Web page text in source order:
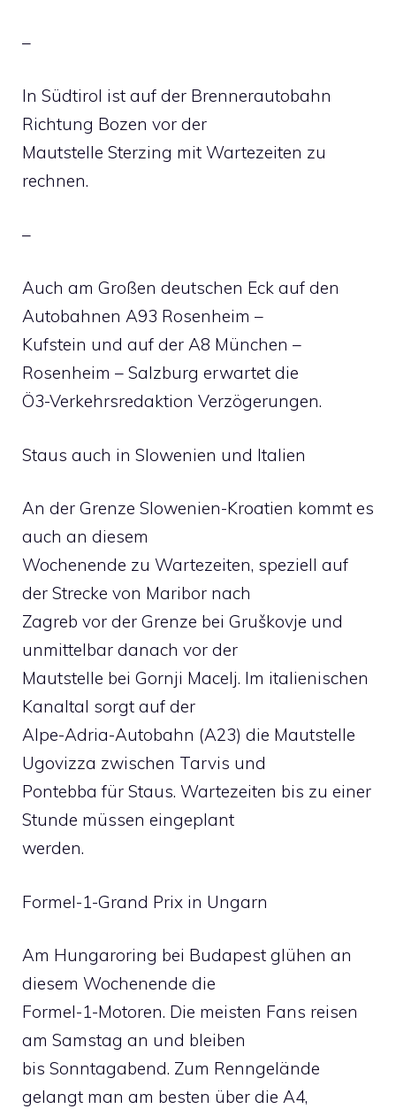
–
In Südtirol ist auf der Brennerautobahn
Richtung Bozen vor der
Mautstelle Sterzing mit Wartezeiten zu
rechnen.
–
Auch am Großen deutschen Eck auf den
Autobahnen A93 Rosenheim –
Kufstein und auf der A8 München –
Rosenheim – Salzburg erwartet die
Ö3-Verkehrsredaktion Verzögerungen.
Staus auch in Slowenien und Italien
An der Grenze Slowenien-Kroatien kommt es
auch an diesem
Wochenende zu Wartezeiten, speziell auf
der Strecke von Maribor nach
Zagreb vor der Grenze bei Gruškovje und
unmittelbar danach vor der
Mautstelle bei Gornji Macelj. Im italienischen
Kanaltal sorgt auf der
Alpe-Adria-Autobahn (A23) die Mautstelle
Ugovizza zwischen Tarvis und
Pontebba für Staus. Wartezeiten bis zu einer
Stunde müssen eingeplant
werden.
Formel-1-Grand Prix in Ungarn
Am Hungaroring bei Budapest glühen an
diesem Wochenende die
Formel-1-Motoren. Die meisten Fans reisen
am Samstag an und bleiben
bis Sonntagabend. Zum Renngelände
gelangt man am besten über die A4,